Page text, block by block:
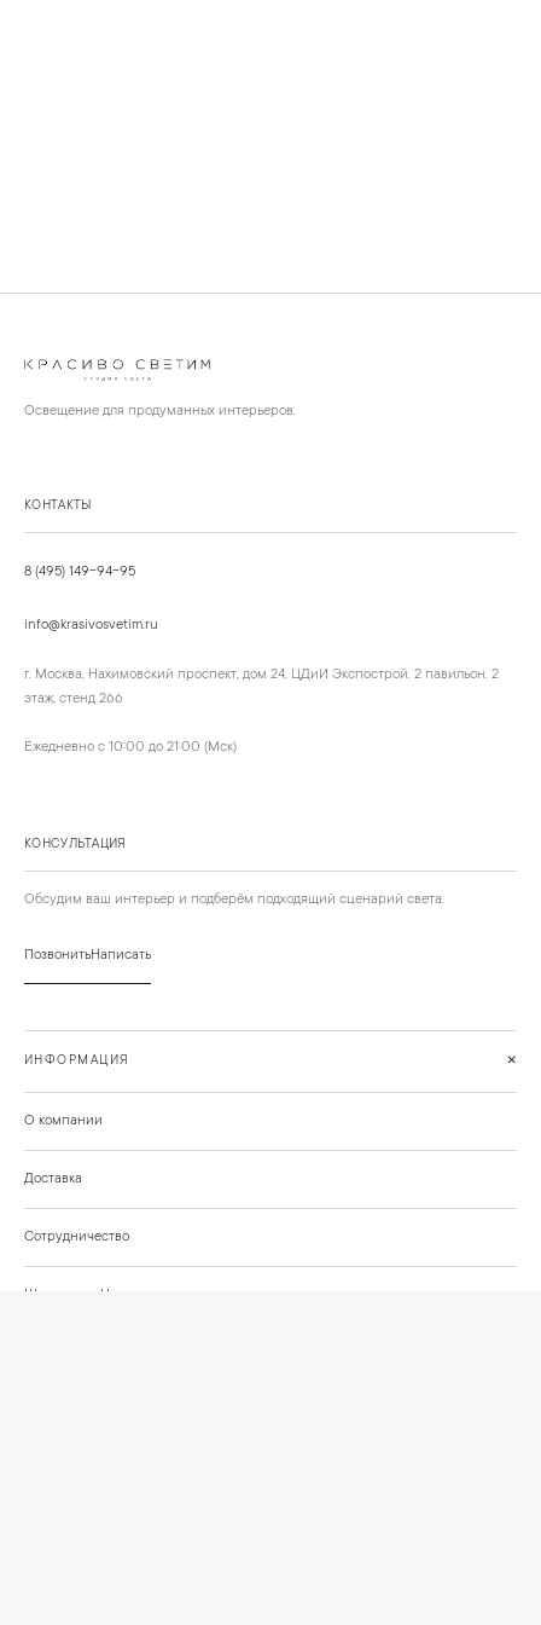
Освещение для продуманных интерьеров.
КОНТАКТЫ
8 (495) 149-94-95
info@krasivosvetim.ru
г. Москва, Нахимовский проспект, дом 24, ЦДиИ Экспострой, 2 павильон, 2
этаж, стенд 266
Ежедневно с 10:00 до 21:00 (Мск)
КОНСУЛЬТАЦИЯ
Обсудим ваш интерьер и подберём подходящий сценарий света.
ПозвонитьНаписать
ИНФОРМАЦИЯ +
О компании
Доставка
Сотрудничество
Шоурум на Нахимовском проспекте